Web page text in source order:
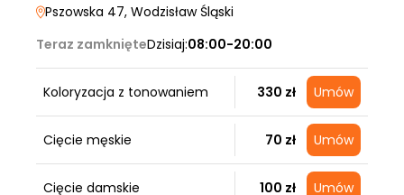
Pszowska 47, Wodzisław Śląski
Teraz zamknięteDzisiaj:08:00-20:00
Koloryzacja z tonowaniem 330 zł Umów
Cięcie męskie 70 zł Umów
Cięcie damskie 100 zł Umów